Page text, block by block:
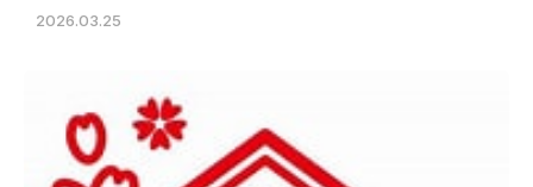
2026.03.25